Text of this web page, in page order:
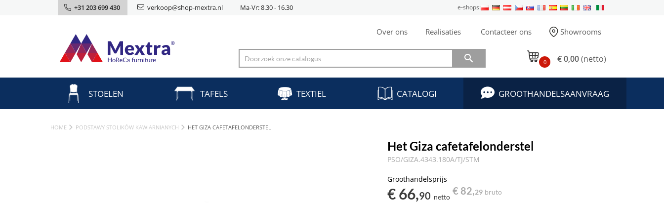
+31 203 699 430 verkoop@shop-mextra.nl Ma-Vr: 8.30 - 16.30 e-shops:
Over ons Realisaties Contacteer ons Showrooms
 0 € 0,00(netto)
STOELEN TAFELS TEXTIEL CATALOGI GROOTHANDELSAANVRAAG
HOME PODSTAWY STOLIKÓW KAWIARNIANYCH HET GIZA CAFETAFELONDERSTEL
Het Giza cafetafelonderstel
PSO/GIZA.4343.180A/TJ/STM
Groothandelsprijs
€ 66,90 netto
€ 82,29 bruto